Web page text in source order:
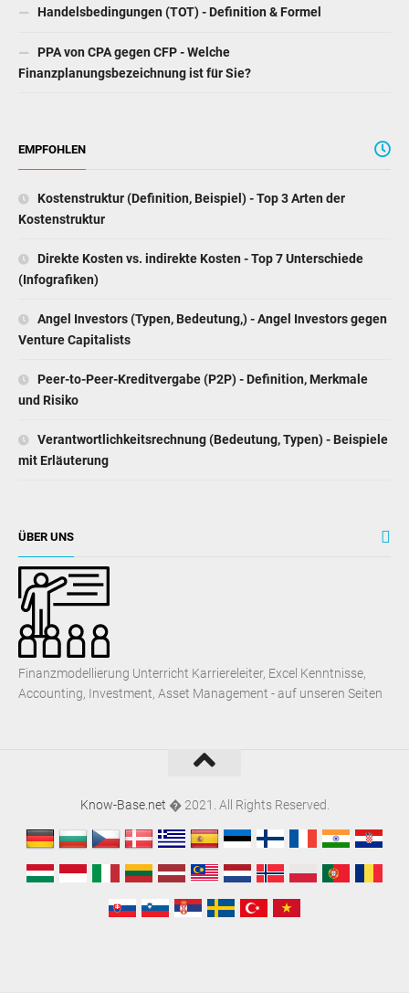
Handelsbedingungen (TOT) - Definition & Formel
PPA von CPA gegen CFP - Welche
Finanzplanungsbezeichnung ist für Sie?
EMPFOHLEN
Kostenstruktur (Definition, Beispiel) - Top 3 Arten der
Kostenstruktur
Direkte Kosten vs. indirekte Kosten - Top 7 Unterschiede
(Infografiken)
Angel Investors (Typen, Bedeutung,) - Angel Investors gegen
Venture Capitalists
Peer-to-Peer-Kreditvergabe (P2P) - Definition, Merkmale
und Risiko
Verantwortlichkeitsrechnung (Bedeutung, Typen) - Beispiele
mit Erläuterung
ÜBER UNS
Finanzmodellierung Unterricht Karriereleiter, Excel Kenntnisse,
Accounting, Investment, Asset Management - auf unseren Seiten
Know-Base.net � 2021. All Rights Reserved.